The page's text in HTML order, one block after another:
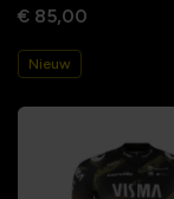
€ 85,00
Nieuw